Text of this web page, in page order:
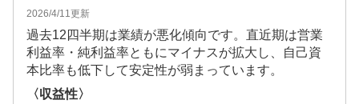
2026/4/11更新
過去12四半期は業績が悪化傾向です。直近期は営業
利益率・純利益率ともにマイナスが拡大し、自己資
本比率も低下して安定性が弱まっています。
〈収益性〉